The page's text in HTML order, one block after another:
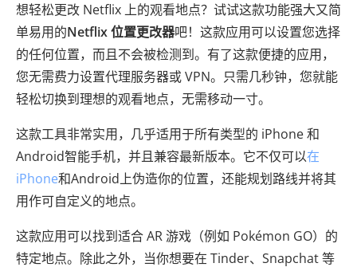
想轻松更改 Netflix 上的观看地点？试试这款功能强大又简
单易用的Netflix 位置更改器吧！这款应用可以设置您选择
的任何位置，而且不会被检测到。有了这款便捷的应用，
您无需费力设置代理服务器或 VPN。只需几秒钟，您就能
轻松切换到理想的观看地点，无需移动一寸。
这款工具非常实用，几乎适用于所有类型的 iPhone 和
Android智能手机，并且兼容最新版本。它不仅可以在
iPhone和Android上伪造你的位置，还能规划路线并将其
用作可自定义的地点。
这款应用可以找到适合 AR 游戏（例如 Pokémon GO）的
特定地点。除此之外，当你想要在 Tinder、Snapchat 等